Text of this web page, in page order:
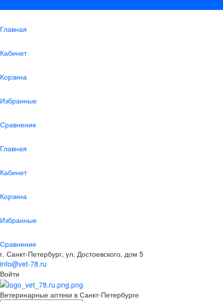
Главная
Кабинет
Корзина
Избранные
Сравнение
Главная
Кабинет
Корзина
Избранные
Сравнение
г. Санкт-Петербург, ул. Достоевского, дом 5
info@vet-78.ru
Войти
Ветеринарные аптеки в Санкт-Петербурге